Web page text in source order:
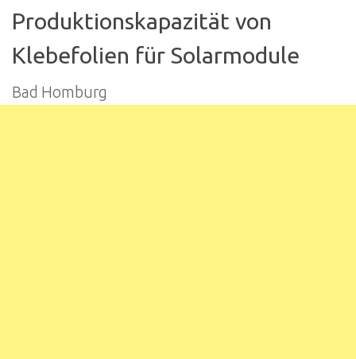
Produktionskapazität von
Klebefolien für Solarmodule
Bad Homburg